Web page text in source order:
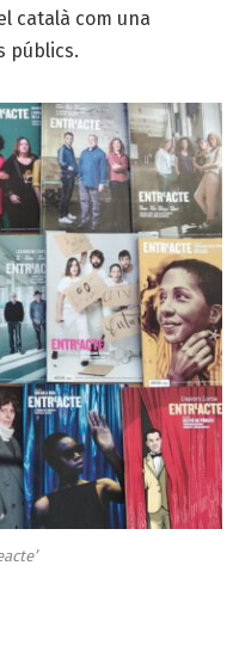
català com una
públics.